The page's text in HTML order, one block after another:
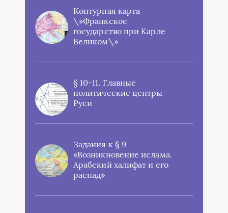
Контурная карта
\»Франкское
государство при Карле
Великом\»
§ 10-11. Главные
политические центры
Руси
Задания к § 9
«Возникновение ислама.
Арабский халифат и его
распад»